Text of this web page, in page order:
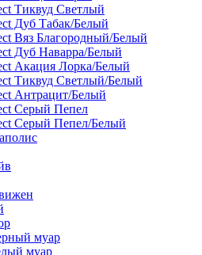
Тиквуд Светлый
Дуб Табак/Белый
Вяз Благородный/Белый
Дуб Наварра/Белый
Акация Лорка/Белый
Тиквуд Светлый/Белый
Антрацит/Белый
Серый Пепел
Серый Пепел/Белый
муар
муар